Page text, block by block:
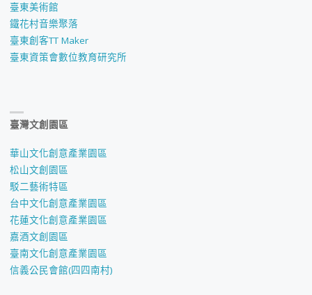
臺東美術館
鐵花村音樂聚落
臺東創客TT Maker
臺東資策會數位教育研究所
臺灣文創園區
華山文化創意產業園區
松山文創園區
駁二藝術特區
台中文化創意產業園區
花蓮文化創意產業園區
嘉酒文創園區
臺南文化創意產業園區
信義公民會館(四四南村)